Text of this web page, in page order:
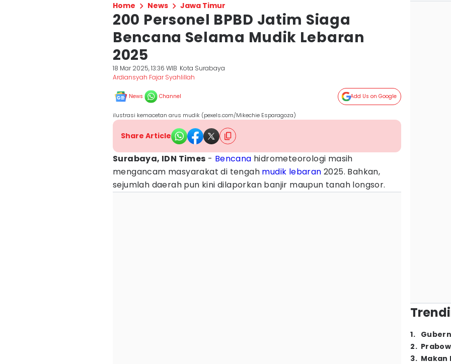
Home News Jawa Timur
200 Personel BPBD Jatim Siaga
Bencana Selama Mudik Lebaran
2025
18 Mar 2025, 13:36 WIB Kota Surabaya
Ardiansyah Fajar Syahlillah
News Channel Add Us on Google
ilustrasi kemacetan arus mudik (pexels.com/Mikechie Esparagoza)
Share Article
Surabaya, IDN Times - Bencana hidrometeorologi masih
mengancam masyarakat di tengah mudik lebaran 2025. Bahkan,
sejumlah daerah pun kini dilaporkan banjir maupun tanah longsor.
1.
2.
3. Makan